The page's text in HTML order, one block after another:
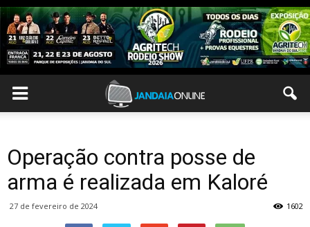
Operação contra posse de
arma é realizada em Kaloré
27 de fevereiro de 2024 1602